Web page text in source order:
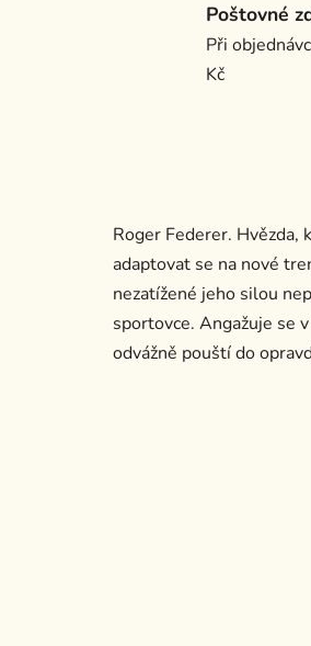
Poštovné
Při
Kč
Roger Federer. Hvězda,
adaptovat se na nové
nezatížené jeho silou
sportovce. Angažuje se
odvážně pouští do